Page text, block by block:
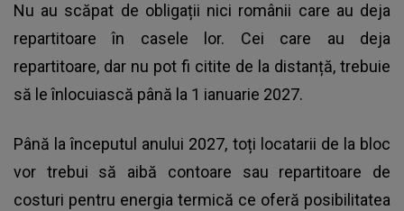
Nu au scăpat de obligații nici românii care au deja
repartitoare în casele lor. Cei care au deja
repartitoare, dar nu pot fi citite de la distanță, trebuie
să le înlocuiască până la 1 ianuarie 2027.
Până la începutul anului 2027, toți locatarii de la bloc
vor trebui să aibă contoare sau repartitoare de
costuri pentru energia termică ce oferă posibilitatea